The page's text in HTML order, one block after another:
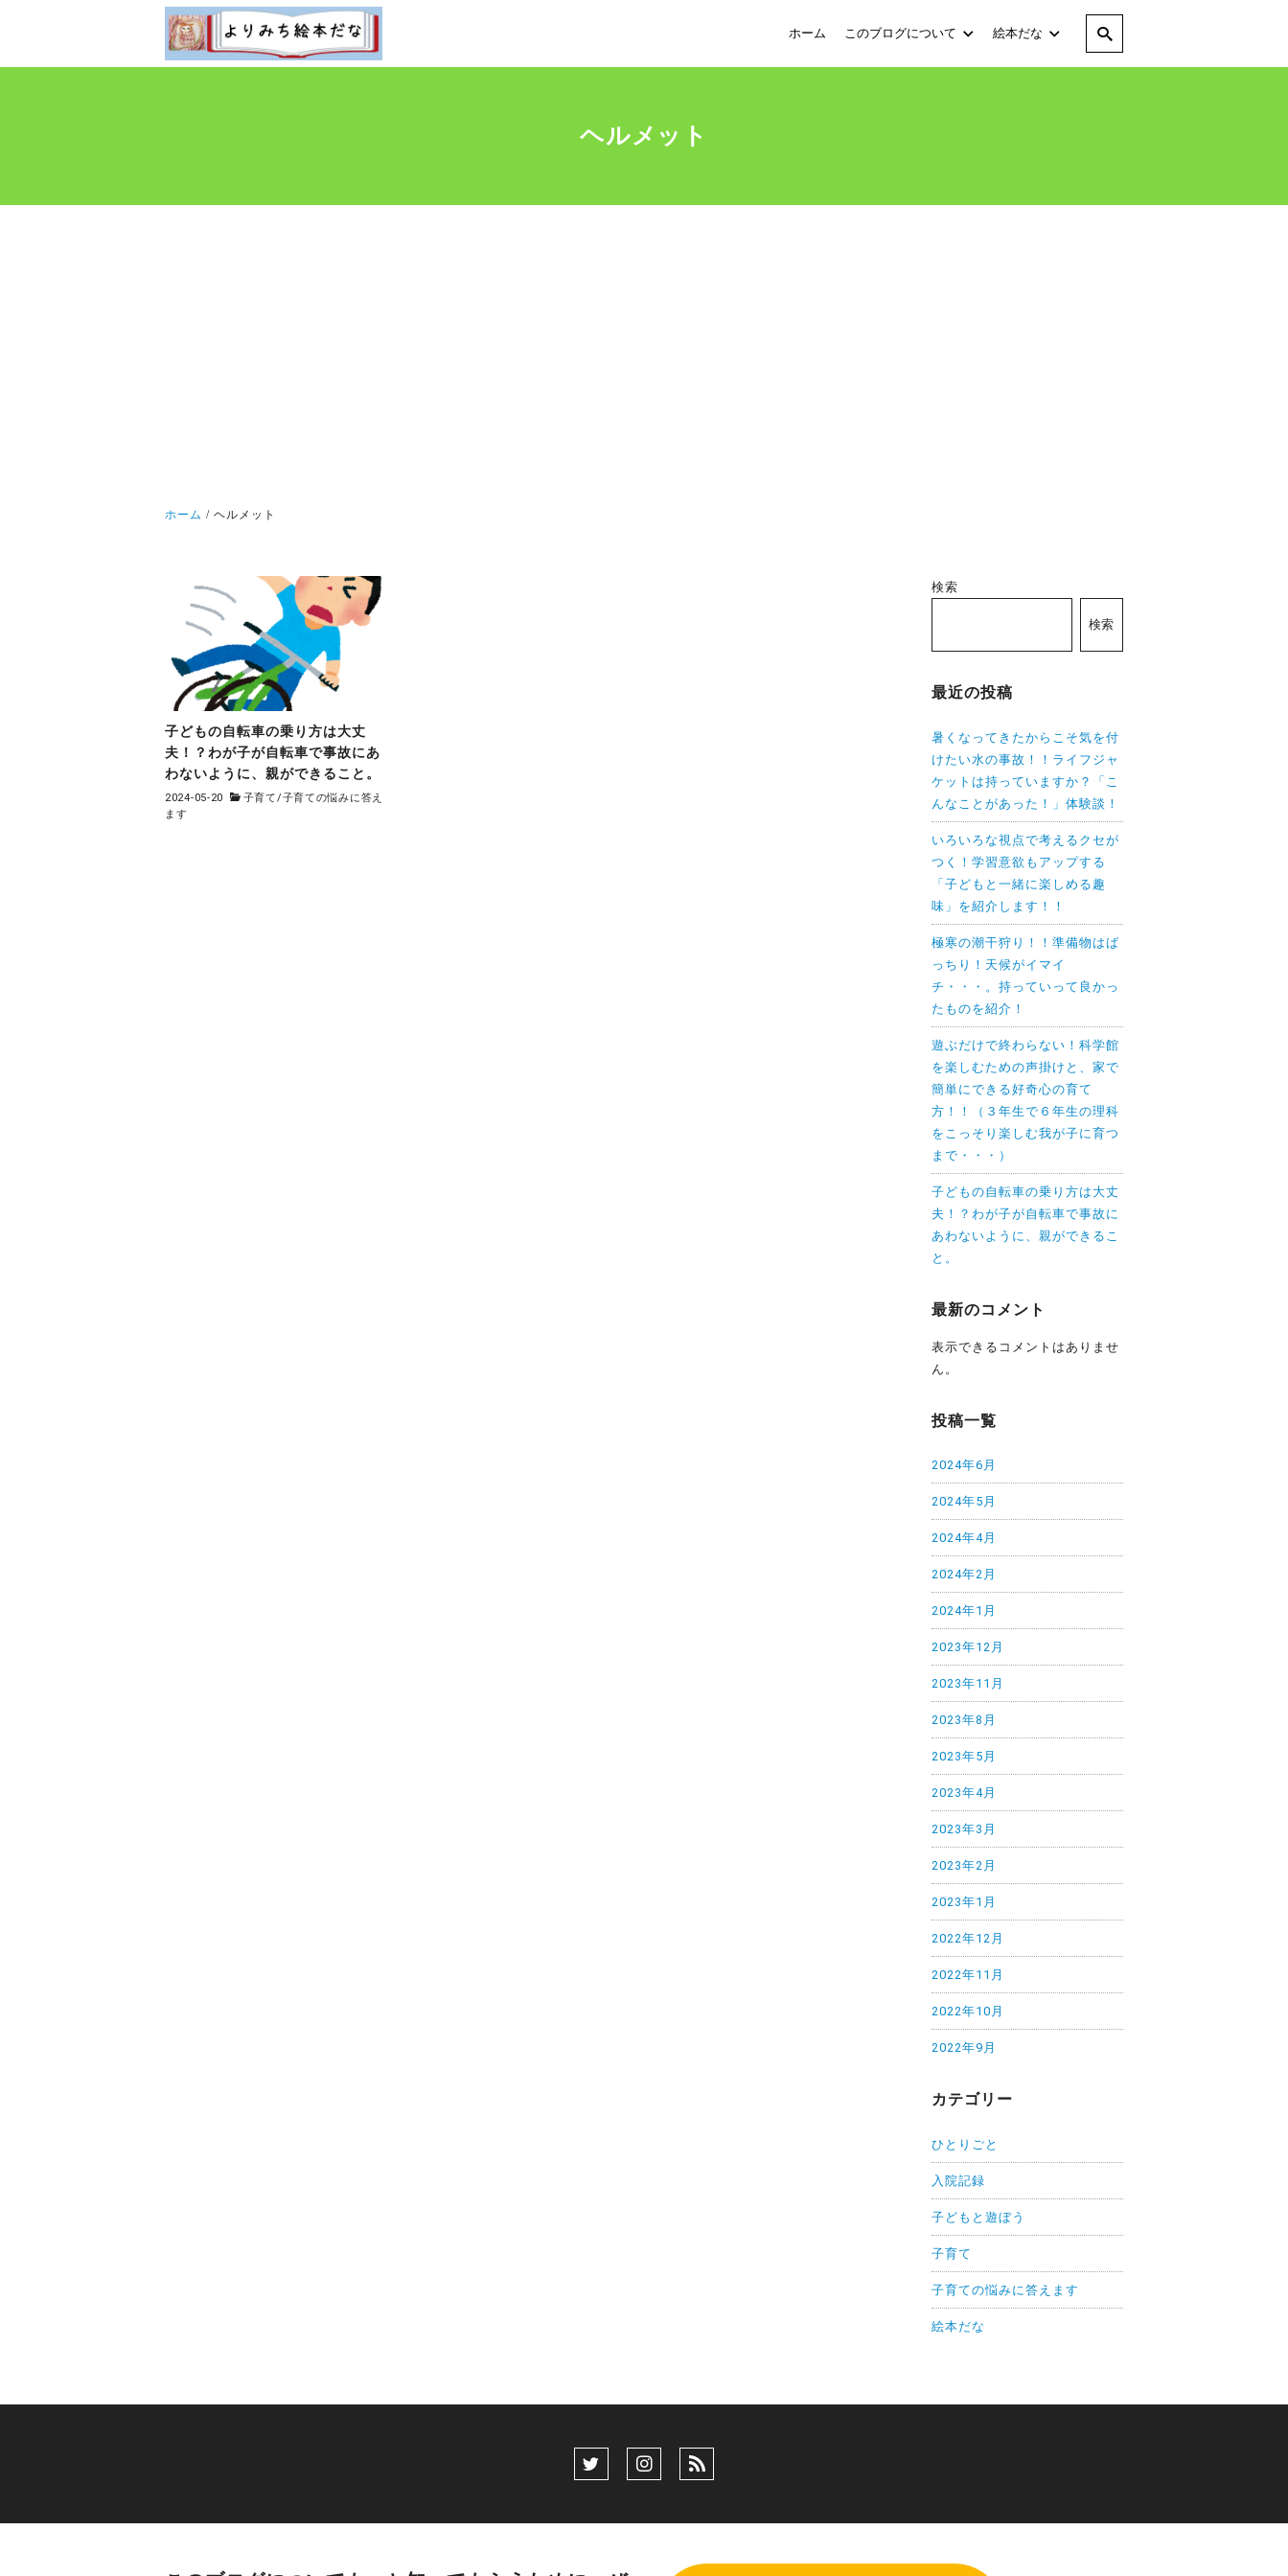
ホーム このブログについて 絵本だな
ヘルメット
ホーム ヘルメット
子どもの自転車の乗り方は大丈
夫！？わが子が自転車で事故にあ
わないように、親ができること。
2024-05-20 子育て/子育ての悩みに答え
ます
検索
検索
最近の投稿
暑くなってきたからこそ気を付
けたい水の事故！！ライフジャ
ケットは持っていますか？「こ
んなことがあった！」体験談！
いろいろな視点で考えるクセが
つく！学習意欲もアップする
「子どもと一緒に楽しめる趣
味」を紹介します！！
極寒の潮干狩り！！準備物はば
っちり！天候がイマイ
チ・・・。持っていって良かっ
たものを紹介！
遊ぶだけで終わらない！科学館
を楽しむための声掛けと、家で
簡単にできる好奇心の育て
方！！（３年生で６年生の理科
をこっそり楽しむ我が子に育つ
まで・・・）
子どもの自転車の乗り方は大丈
夫！？わが子が自転車で事故に
あわないように、親ができるこ
と。
最新のコメント
表示できるコメントはありませ
ん。
投稿一覧
2024年6月
2024年5月
2024年4月
2024年2月
2024年1月
2023年12月
2023年11月
2023年8月
2023年5月
2023年4月
2023年3月
2023年2月
2023年1月
2022年12月
2022年11月
2022年10月
2022年9月
カテゴリー
ひとりごと
入院記録
子どもと遊ぼう
子育て
子育ての悩みに答えます
絵本だな